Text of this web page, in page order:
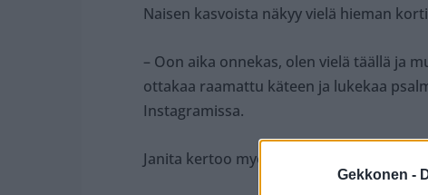
Gekkonen -
Naisen kasvoista näkyy vielä hieman
– Oon aika onnekas, olen vielä täällä ja
ottakaa raamattu käteen ja lukekaa
Instagramissa.
Janita kertoo myös paljon hämmennystä